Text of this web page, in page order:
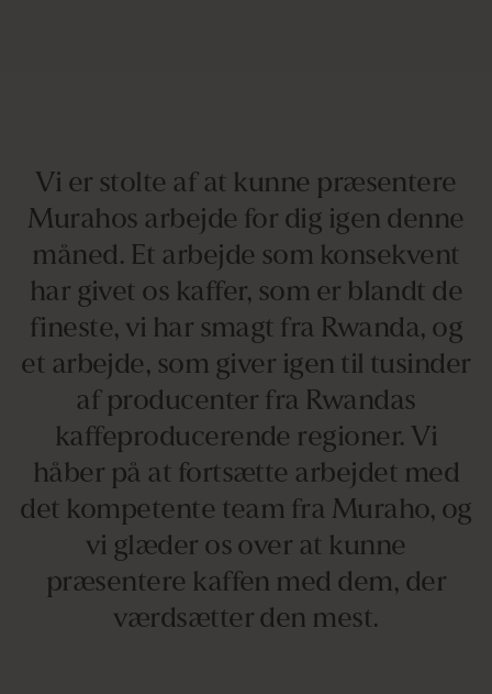
Vi er stolte af at kunne præsentere
Murahos arbejde for dig igen denne
måned. Et arbejde som konsekvent
har givet os kaffer, som er blandt de
fineste, vi har smagt fra Rwanda, og
et arbejde, som giver igen til tusinder
af producenter fra Rwandas
kaffeproducerende regioner. Vi
håber på at fortsætte arbejdet med
det kompetente team fra Muraho, og
vi glæder os over at kunne
præsentere kaffen med dem, der
værdsætter den mest.